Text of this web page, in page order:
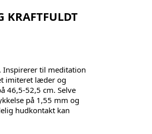
KRAFTFULDT
Inspirerer til meditation
imiteret læder og
46,5-52,5 cm. Selve
på 1,55 mm og
hudkontakt kan